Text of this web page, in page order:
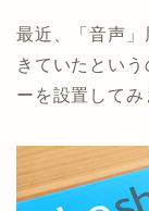
最近、「音声」
きていたとい
ーを設置してみ